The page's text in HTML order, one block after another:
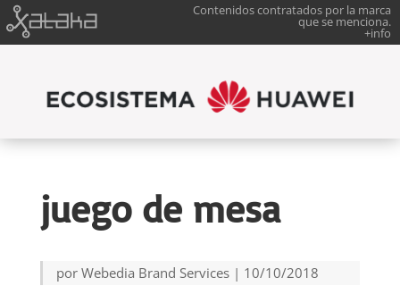
Contenidos contratados por la marca
que se menciona.
+info
juego de mesa
por Webedia Brand Services| 10/10/2018